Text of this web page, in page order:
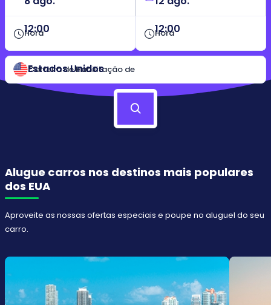
Hora
12:00 Hora
12:00
Carteira de Habilitação de
Estados Unidos
Alugue carros nos destinos mais populares
dos EUA
Aproveite as nossas ofertas especiais e poupe no aluguel do seu
carro.